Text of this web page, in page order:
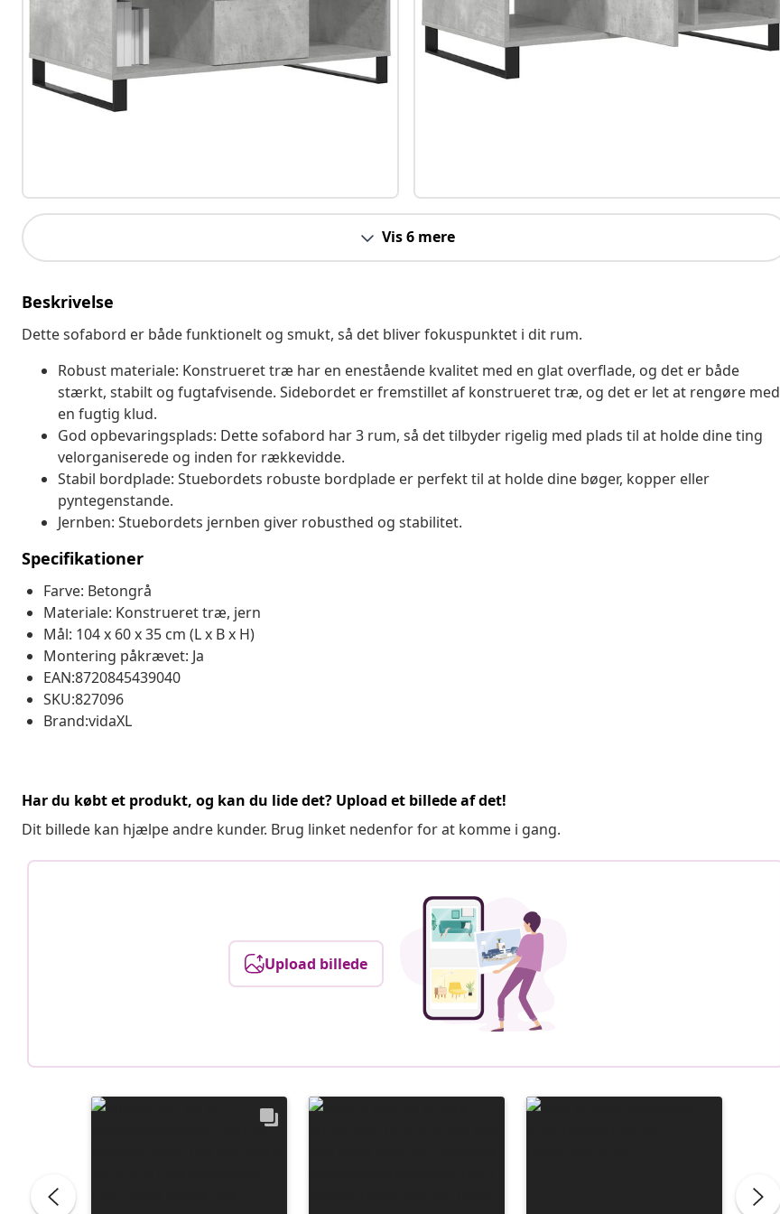
Vis 6 mere
Beskrivelse
Dette sofabord er både funktionelt og smukt, så det bliver fokuspunktet i dit rum.
Robust materiale: Konstrueret træ har en enestående kvalitet med en glat overflade, og det er både
stærkt, stabilt og fugtafvisende. Sidebordet er fremstillet af konstrueret træ, og det er let at rengøre med
en fugtig klud.
God opbevaringsplads: Dette sofabord har 3 rum, så det tilbyder rigelig med plads til at holde dine ting
velorganiserede og inden for rækkevidde.
Stabil bordplade: Stuebordets robuste bordplade er perfekt til at holde dine bøger, kopper eller
pyntegenstande.
Jernben: Stuebordets jernben giver robusthed og stabilitet.
Specifikationer
Farve: Betongrå
Materiale: Konstrueret træ, jern
Mål: 104 x 60 x 35 cm (L x B x H)
Montering påkrævet: Ja
EAN:8720845439040
SKU:827096
Brand:vidaXL
Har du købt et produkt, og kan du lide det? Upload et billede af det!
Dit billede kan hjælpe andre kunder. Brug linket nedenfor for at komme i gang.
Upload billede